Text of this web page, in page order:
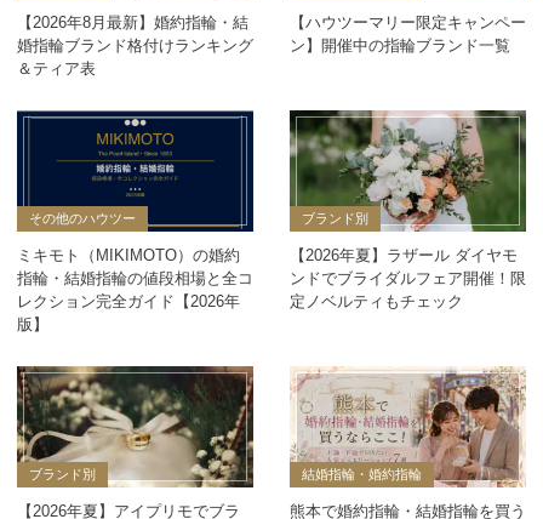
【2026年8月最新】婚約指輪・結
婚指輪ブランド格付けランキング
＆ティア表
【ハウツーマリー限定キャンペー
ン】開催中の指輪ブランド一覧
その他のハウツー
ミキモト（MIKIMOTO）の婚約
指輪・結婚指輪の値段相場と全コ
レクション完全ガイド【2026年
版】
ブランド別
【2026年夏】ラザール ダイヤモ
ンドでブライダルフェア開催！限
定ノベルティもチェック
ブランド別
【2026年夏】アイプリモでブラ
結婚指輪・婚約指輪
熊本で婚約指輪・結婚指輪を買う